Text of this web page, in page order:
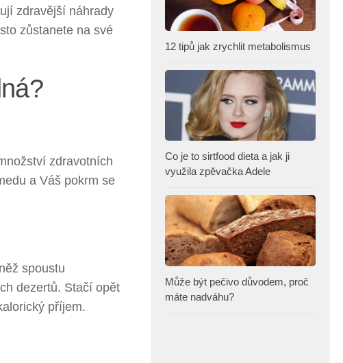
zdravější náhrady
zůstanete na své
zdravotních
a Váš pokrm se
spoustu
dezertů. Stačí opět
příjem.
12 tipů jak zrychlit metabolismus
Co je to sirtfood dieta a jak ji
využila zpěvačka Adele
Může být pečivo důvodem, proč
máte nadváhu?